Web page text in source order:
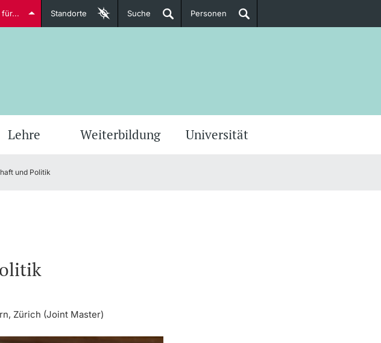
für... Standorte Suche Personen
Lehre Weiterbildung Universität
und Politik
Zürich (Joint Master)